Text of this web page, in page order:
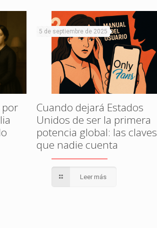
por
5 de septiembre de 2025
Cuando dejará Estados
Unidos de ser la primera
potencia global: las claves
que nadie cuenta
Leer más